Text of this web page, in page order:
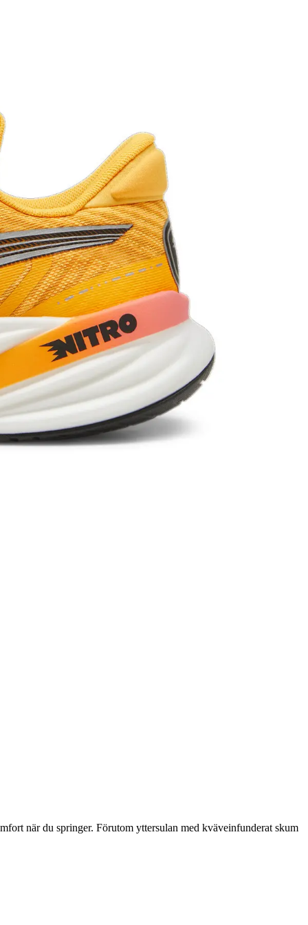
när du springer. Förutom yttersulan med kväveinfunderat skum